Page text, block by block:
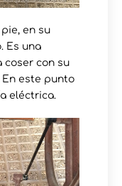
en su
Es una
coser con su
este punto
eléctrica.